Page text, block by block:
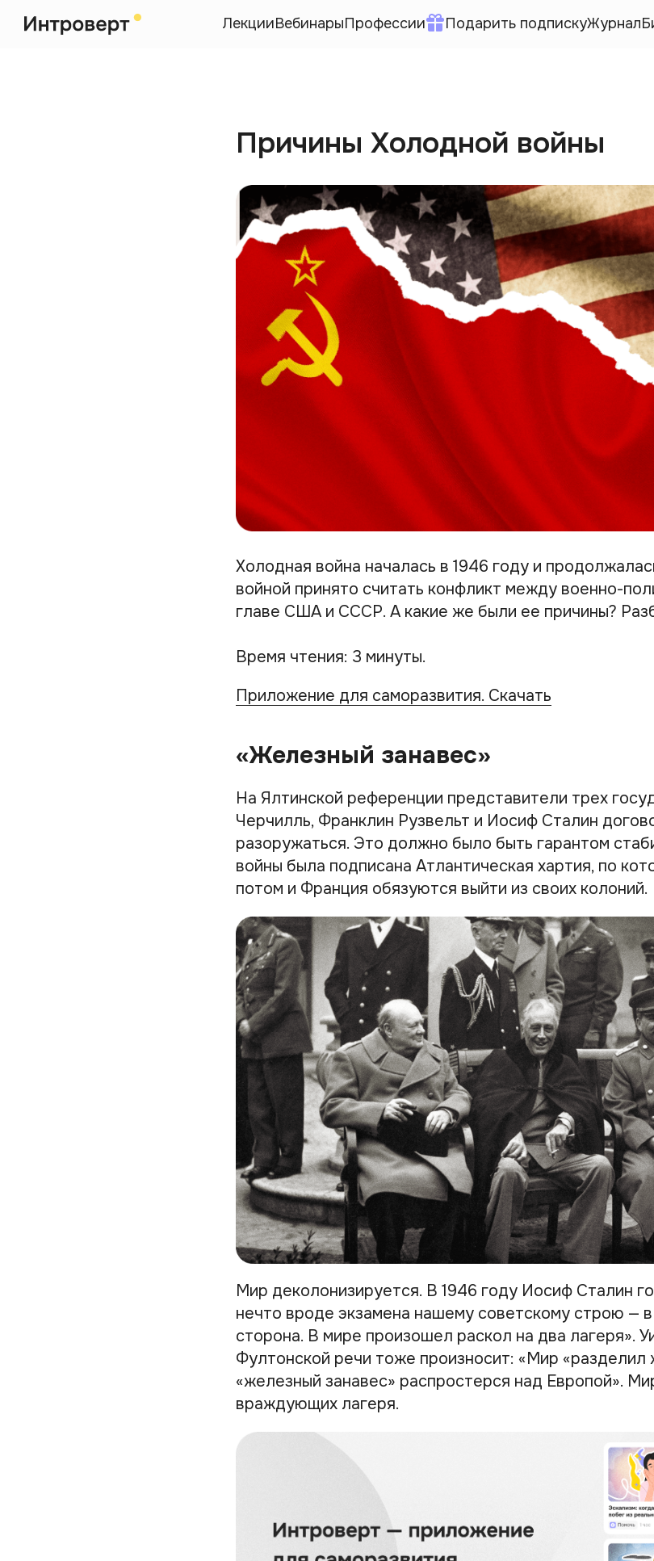
ЛекцииВебинарыПрофессии Подарить подпискуЖурнал
Причины Холодной войны
Холодная война началась в 1946 году и
войной принято считать конфликт между военно-
главе США и СССР. А какие же были ее причины?
Время чтения: 3 минуты.
Приложение для саморазвития. Скачать
«Железный занавес»
На Ялтинской референции представители трех
Черчилль, Франклин Рузвельт и Иосиф Сталин
разоружаться. Это должно было быть гарантом
войны была подписана Атлантическая хартия, по
потом и Франция обязуются выйти из своих колоний.
Мир деколонизируется. В 1946 году Иосиф Сталин
нечто вроде экзамена нашему советскому строю —
сторона. В мире произошел раскол на два лагеря».
Фултонской речи тоже произносит: «Мир «разделил
«железный занавес» распростерся над Европой».
враждующих лагеря.